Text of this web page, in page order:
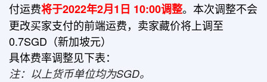
付运费将于2022年2月1日 10:00调整。本次调整不会
更改买家支付的前端运费，卖家藏价将上调至
0.7SGD（新加坡元）
具体费率调整见下表：
注：以上货币单位均为SGD。